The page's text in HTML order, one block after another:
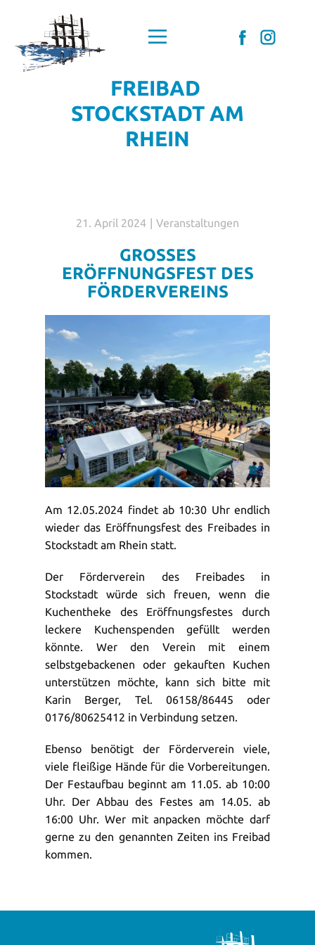
Home
Förderverein
Mitglied werden
Datenschutz
FREIBAD
STOCKSTADT AM
RHEIN
21. April 2024 Veranstaltungen
GROSSES E
RÖFFNUNGSFEST DES F
ÖRDERVEREINS
Am 12.05.2024 findet ab 10:30 Uhr endlich
wieder das Eröffnungsfest des Freibades in
Stockstadt am Rhein statt.
Der Förderverein des Freibades in
Stockstadt würde sich freuen, wenn die
Kuchentheke des Eröffnungsfestes durch
leckere Kuchenspenden gefüllt werden
könnte. Wer den Verein mit einem
selbstgebackenen oder gekauften Kuchen
unterstützen möchte, kann sich bitte mit
Karin Berger, Tel. 06158/86445 oder
0176/80625412 in Verbindung setzen.
Ebenso benötigt der Förderverein viele,
viele fleißige Hände für die Vorbereitungen.
Der Festaufbau beginnt am 11.05. ab 10:00
Uhr. Der Abbau des Festes am 14.05. ab
16:00 Uhr. Wer mit anpacken möchte darf
gerne zu den genannten Zeiten ins Freibad
kommen.